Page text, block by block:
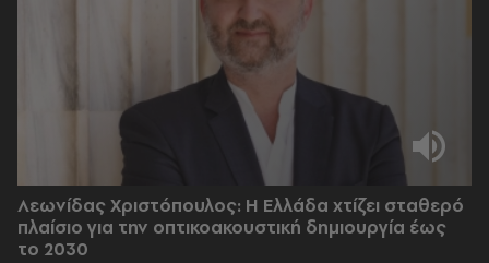
Λεωνίδας Χριστόπουλος: Η Ελλάδα χτίζει σταθερό
πλαίσιο για την οπτικοακουστική δημιουργία έως
το 2030